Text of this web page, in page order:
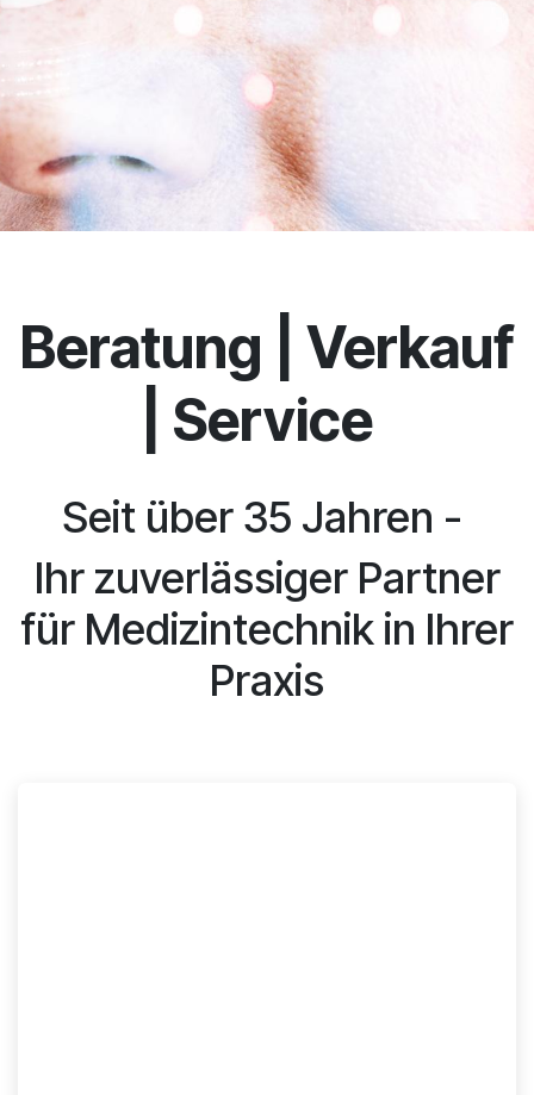
Beratung | Verkauf
| Service
Seit über 35 Jahren -
Ihr zuverlässiger Partner
für Medizintechnik in Ihrer
Praxis